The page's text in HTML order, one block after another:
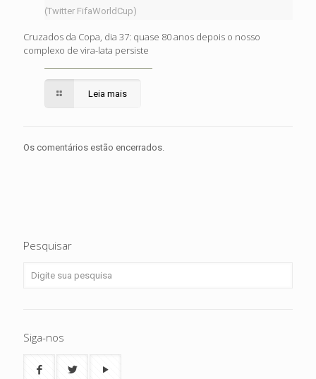
(Twitter FifaWorldCup)
Cruzados da Copa, dia 37: quase 80 anos depois o nosso
complexo de vira-lata persiste
Leia mais
Os comentários estão encerrados.
Pesquisar
Siga-nos